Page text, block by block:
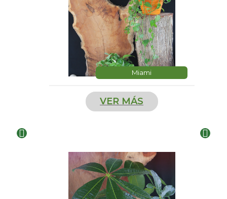
Miami
VER MÁS